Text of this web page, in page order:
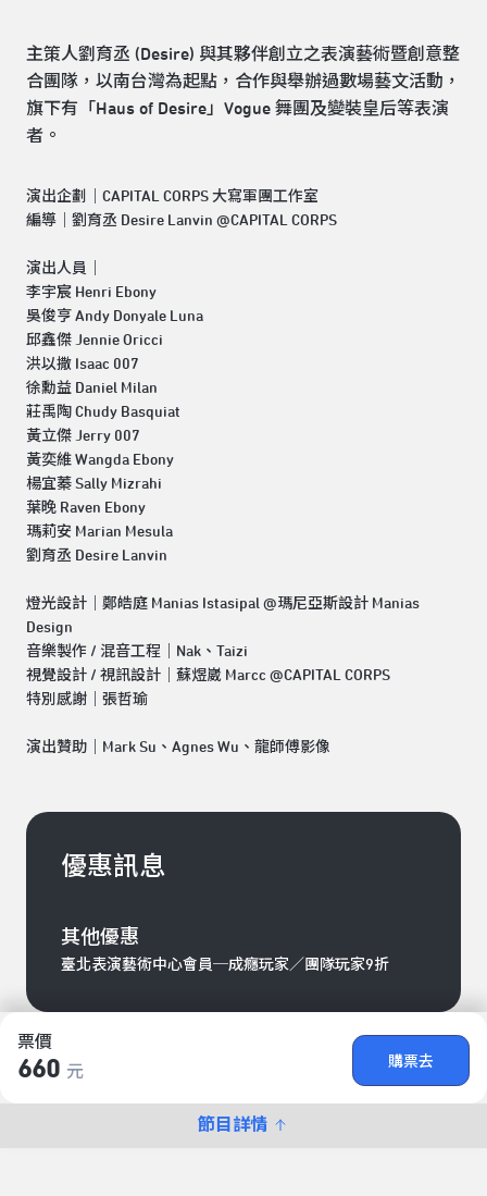
票價
660 元
購票去
節目詳情
主策人劉育丞 (Desire) 與其夥伴創立之表演藝術暨創意整
合團隊，以南台灣為起點，合作與舉辦過數場藝文活動，
旗下有「Haus of Desire」Vogue 舞團及變裝皇后等表演
者。
演出企劃｜CAPITAL CORPS 大寫軍團工作室
編導｜劉育丞 Desire Lanvin @CAPITAL CORPS
演出人員｜
李宇宸 Henri Ebony
吳俊亨 Andy Donyale Luna
邱鑫傑 Jennie Oricci
洪以撒 Isaac 007
徐勳益 Daniel Milan
莊禹陶 Chudy Basquiat
黃立傑 Jerry 007
黃奕維 Wangda Ebony
楊宜蓁 Sally Mizrahi
葉晚 Raven Ebony
瑪莉安 Marian Mesula
劉育丞 Desire Lanvin
燈光設計｜鄭皓庭 Manias Istasipal @瑪尼亞斯設計 Manias
Design
音樂製作 / 混音工程｜Nak、Taizi
視覺設計 / 視訊設計｜蘇煜崴 Marcc @CAPITAL CORPS
特別感謝｜張哲瑜
演出贊助｜Mark Su、Agnes Wu、龍師傅影像
優惠訊息
其他優惠
臺北表演藝術中心會員─成癮玩家／團隊玩家9折